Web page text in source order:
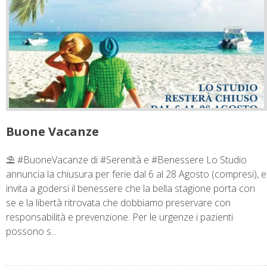
Buone Vacanze
⛱ #BuoneVacanze di #Serenità e #Benessere Lo Studio
annuncia la chiusura per ferie dal 6 al 28 Agosto (compresi), e
invita a godersi il benessere che la bella stagione porta con
se e la libertà ritrovata che dobbiamo preservare con
responsabilità e prevenzione. Per le urgenze i pazienti
possono s...